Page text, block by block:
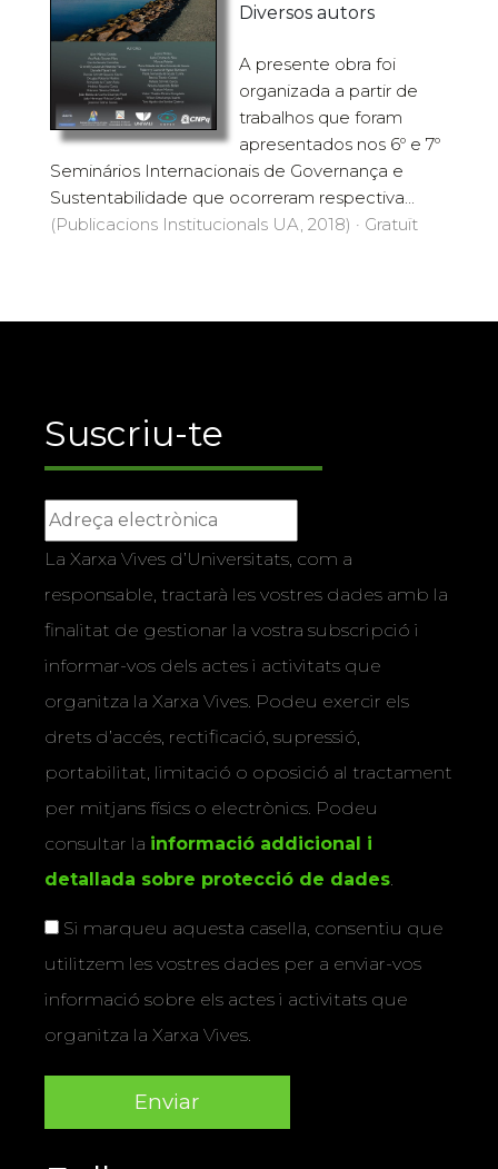
Diversos autors
A presente obra foi
organizada a partir de
trabalhos que foram
apresentados nos 6º e 7º
Seminários Internacionais de Governança e
Sustentabilidade que ocorreram respectiva...
(Publicacions Institucionals UA, 2018) · Gratuït
Suscriu-te
La Xarxa Vives d’Universitats, com a
responsable, tractarà les vostres dades amb la
finalitat de gestionar la vostra subscripció i
informar-vos dels actes i activitats que
organitza la Xarxa Vives. Podeu exercir els
drets d’accés, rectificació, supressió,
portabilitat, limitació o oposició al tractament
per mitjans físics o electrònics. Podeu
consultar la informació addicional i
detallada sobre protecció de dades
Si marqueu aquesta casella, consentiu que
utilitzem les vostres dades per a enviar-vos
informació sobre els actes i activitats que
organitza la Xarxa Vives.